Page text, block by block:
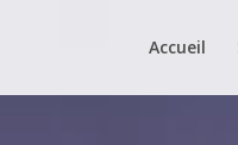
Accueil